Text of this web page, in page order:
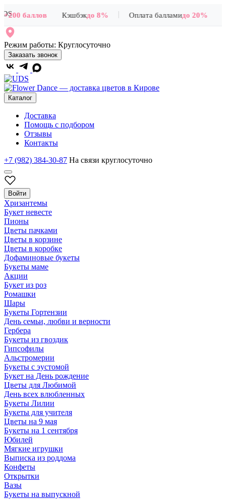
+200 баллов Кэшбэкдо 8% Оплата балламидо 20%
Режим работы: Круглосуточно
Заказать звонок
Каталог
Доставка
Помощь с подбором
Отзывы
Контакты
+7 (982) 384-30-87 На связи круглосуточно
Войти
Хризантемы
Букет невесте
Пионы
Цветы пачками
Цветы в корзине
Цветы в коробке
Дофаминовые букеты
Букеты маме
Акции
Букет из роз
Ромашки
Шары
Букеты Гортензии
День семьи, любви и верности
Гербера
Букеты из гвоздик
Гипсофилы
Альстромерии
Букеты с эустомой
Букет на День рождение
Цветы для Любимой
День всех влюбленных
Букеты Лилии
Букеты для учителя
Цветы на 9 мая
Букеты на 1 сентября
Юбилей
Мягкие игрушки
Выписка из роддома
Конфеты
Открытки
Вазы
Букеты на выпускной